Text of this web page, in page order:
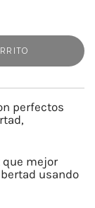
perfectos
que mejor
usando